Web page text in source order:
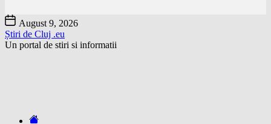
Skip
to
the
content
August 9, 2026
Știri de Cluj .eu
Un portal de stiri si informatii